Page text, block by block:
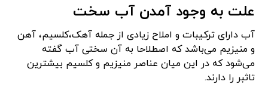
علت به وجود آمدن آب سخت
آب دارای ترکیبات و املاح زیادی از جمله آهک،کلسیم، آهن
و منیزیم می‌باشد که اصطلاحا به آن سختی آب گفته
می‌شود که در این میان عناصر منیزیم و کلسیم بیشترین
تاثبر را دارند.